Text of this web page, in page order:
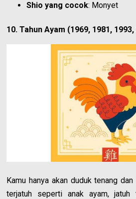
Shio yang cocok: Monyet
10. Tahun Ayam (1969, 1981,
Kamu hanya akan duduk tenang
terjatuh seperti anak ayam,